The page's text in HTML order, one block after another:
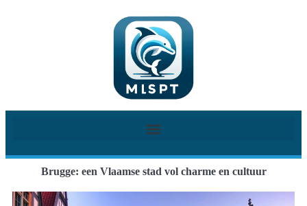
Brugge: een Vlaamse stad vol charme en cultuur